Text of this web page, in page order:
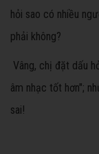
hỏi sao có nhiều
phải không?
Vâng, chị đặt dấu
âm nhạc tốt hơn";
sai!